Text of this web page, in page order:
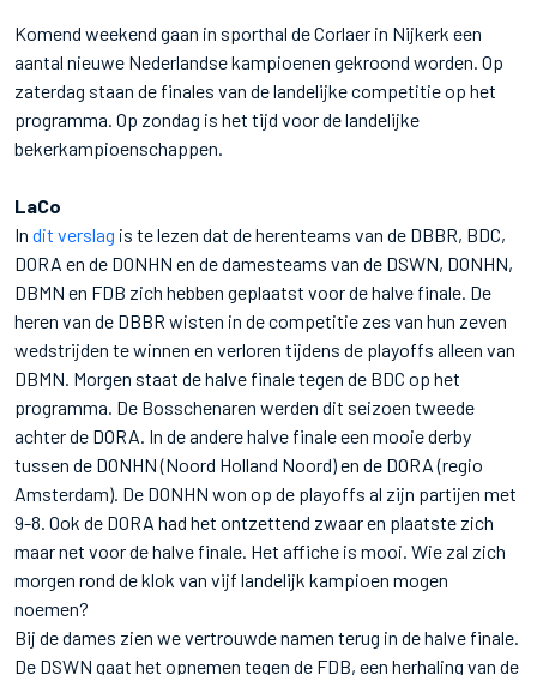
Komend weekend gaan in sporthal de Corlaer in Nijkerk een
aantal nieuwe Nederlandse kampioenen gekroond worden. Op
zaterdag staan de finales van de landelijke competitie op het
programma. Op zondag is het tijd voor de landelijke
bekerkampioenschappen.
LaCo
In dit verslag is te lezen dat de herenteams van de DBBR, BDC,
DORA en de DONHN en de damesteams van de DSWN, DONHN,
DBMN en FDB zich hebben geplaatst voor de halve finale. De
heren van de DBBR wisten in de competitie zes van hun zeven
wedstrijden te winnen en verloren tijdens de playoffs alleen van
DBMN. Morgen staat de halve finale tegen de BDC op het
programma. De Bosschenaren werden dit seizoen tweede
achter de DORA. In de andere halve finale een mooie derby
tussen de DONHN (Noord Holland Noord) en de DORA (regio
Amsterdam). De DONHN won op de playoffs al zijn partijen met
9-8. Ook de DORA had het ontzettend zwaar en plaatste zich
maar net voor de halve finale. Het affiche is mooi. Wie zal zich
morgen rond de klok van vijf landelijk kampioen mogen
noemen?
Bij de dames zien we vertrouwde namen terug in de halve finale.
De DSWN gaat het opnemen tegen de FDB, een herhaling van de